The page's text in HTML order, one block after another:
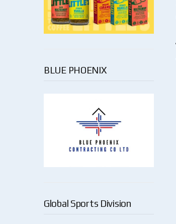
BLUE PHOENIX
Global Sports Division